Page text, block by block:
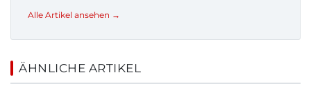
Alle Artikel ansehen →
ÄHNLICHE ARTIKEL